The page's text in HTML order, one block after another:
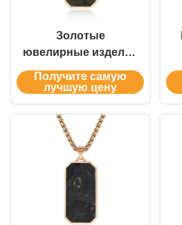
Золотые
ювелирные изделия
кованые карбонные
волокна подвески
цепочка ожерелье
для годовщины
Получите самую
лучшую цену